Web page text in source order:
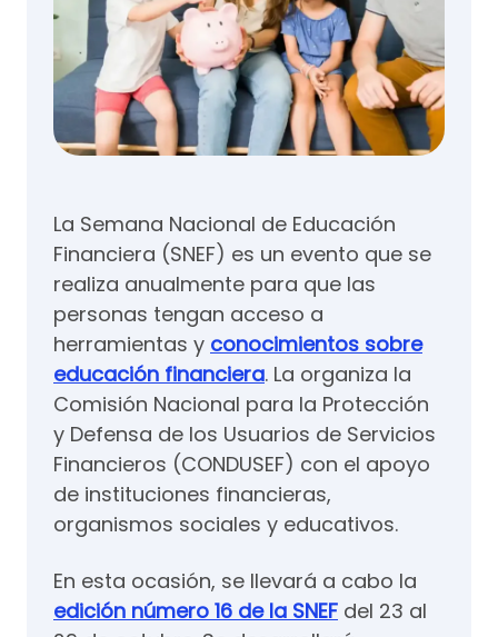
La Semana Nacional de Educación
Financiera (SNEF) es un evento que se
realiza anualmente para que las
personas tengan acceso a
herramientas y conocimientos sobre
educación financiera. La organiza la
Comisión Nacional para la Protección
y Defensa de los Usuarios de Servicios
Financieros (CONDUSEF) con el apoyo
de instituciones financieras,
organismos sociales y educativos.
En esta ocasión, se llevará a cabo la
edición número 16 de la SNEF del 23 al